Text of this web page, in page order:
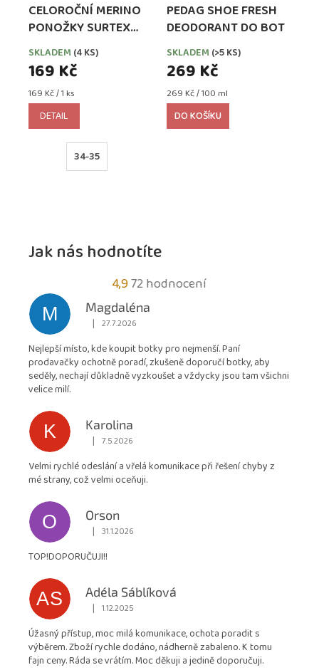
CELOROČNÍ MERINO
PONOŽKY SURTEX
PRO DĚTI - BÉŽOVÉ
SKLADEM (4 KS)
169 Kč
Měrná
cena:
169 Kč / 1 ks
DETAIL
34-35
PEDAG SHOE FRESH
DEODORANT DO BOT
SKLADEM (>5 KS)
269 Kč
Měrná
cena:
269 Kč / 100 ml
DO KOŠÍKU
Jak nás hodnotíte
4,9Průměrné
hodnocení
obchodu
4,9
z
72 hodnocení
M
Magdaléna
Hodnocení obchodu je 5 z 5 hvězdiček.
| 27.7.2026
Nejlepší místo, kde koupit botky pro nejmenší. Paní
prodavačky ochotně poradí, zkušeně doporučí botky, aby
seděly, nechají důkladně vyzkoušet a vždycky jsou tam všichni
velice milí.
K
Karolina
Hodnocení obchodu je 5 z 5 hvězdiček.
| 7.5.2026
Velmi rychlé odeslání a vřelá komunikace při řešení chyby z
mé strany, což velmi oceňuji.
O
Orson
Hodnocení obchodu je 5 z 5 hvězdiček.
| 31.1.2026
TOP!DOPORUČUJI!!
AS
Adéla Sáblíková
Hodnocení obchodu je 5 z 5 hvězdiček.
| 1.12.2025
Úžasný přístup, moc milá komunikace, ochota poradit s
výběrem. Zboží rychle dodáno, nádherně zabaleno. K tomu
fajn ceny. Ráda se vrátím. Moc děkuji a jedině doporučuji.